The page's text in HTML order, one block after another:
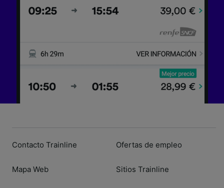
Contacto Trainline
Mapa Web
Ofertas de empleo
Sitios Trainline